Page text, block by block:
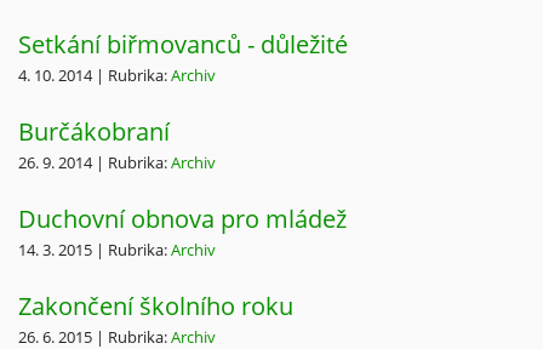
Setkání biřmovanců - důležité
4. 10. 2014 | Rubrika:Archiv
Burčákobraní
26. 9. 2014 | Rubrika:Archiv
Duchovní obnova pro mládež
14. 3. 2015 | Rubrika:Archiv
Zakončení školního roku
26. 6. 2015 | Rubrika:Archiv